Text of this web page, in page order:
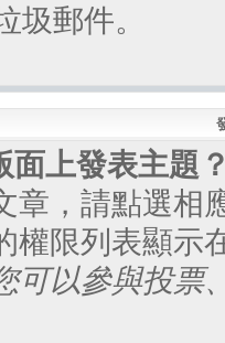
圾郵件。
面上發表主題
章，請點選相
權限列表顯示
可以參與投票